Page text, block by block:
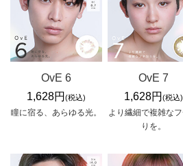
OvE 6
1,628円 (税込)
瞳に宿る、あらゆる光。
OvE 7
1,628円 (税込)
より繊細で複雑な
りを。